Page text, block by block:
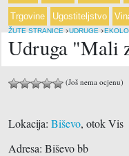
Trgovine Ugostiteljstvo
ŽUTE STRANICE ›UDRUGE ›
Udruga "Mali
(Još nema ocjenu)
Lokacija: Biševo, otok Vis
Adresa: Biševo bb